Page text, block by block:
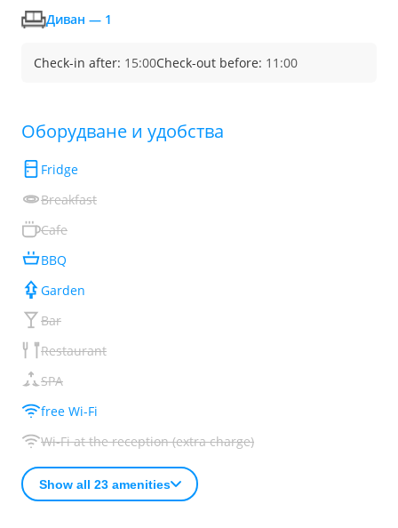
Диван — 1
Check-in after: 15:00Check-out before: 11:00
Обoрудване и удобства
Fridge
Breakfast
Cafe
BBQ
Garden
Bar
Restaurant
SPA
free Wi-Fi
Wi-Fi at the reception (extra charge)
Show all 23 amenities